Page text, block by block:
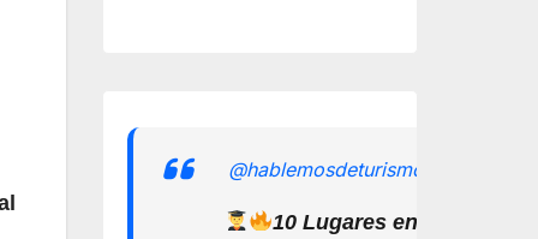
@hablemosdeturismomx
10 Lugares en los que